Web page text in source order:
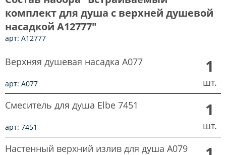
комплект для душа с верхней душевой
насадкой A12777"
арт: A12777
Верхняя душевая насадка A077
арт: A077
1
шт.
Смеситель для душа Elbe 7451
арт: 7451
1
шт.
Настенный верхний излив для душа A079